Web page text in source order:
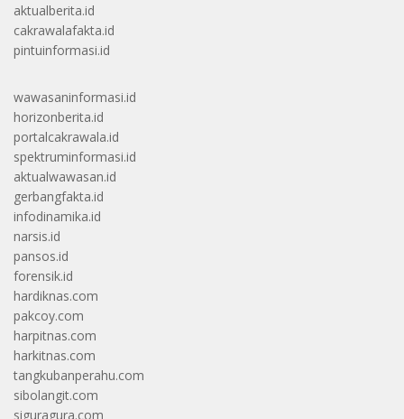
aktualberita.id
cakrawalafakta.id
pintuinformasi.id
wawasaninformasi.id
horizonberita.id
portalcakrawala.id
spektruminformasi.id
aktualwawasan.id
gerbangfakta.id
infodinamika.id
narsis.id
pansos.id
forensik.id
hardiknas.com
pakcoy.com
harpitnas.com
harkitnas.com
tangkubanperahu.com
sibolangit.com
siguragura.com